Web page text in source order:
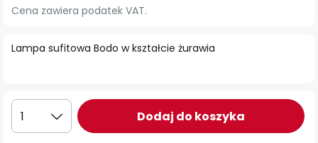
początek
Lampa sufitowa Bodo w kształcie żurawia
Cena zawiera podatek VAT.
1 Dodaj do koszyka